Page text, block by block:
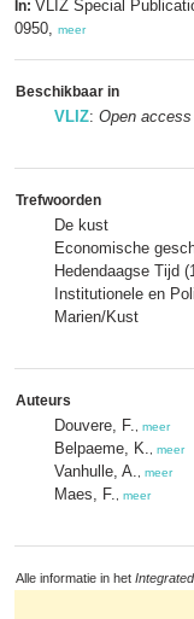
In: VLIZ Special
0950, meer
Beschikbaar in
VLIZ: Open
Trefwoorden
De kust
Economische
Hedendaagse Tijd
Institutionele en
Marien/Kust
Auteurs
Douvere, F. meer
Belpaeme, K. meer
Vanhulle, A. meer
Maes, F. meer
Alle informatie in het